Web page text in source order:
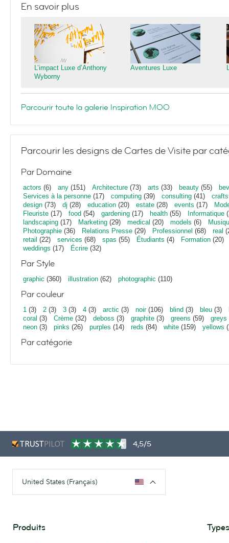
En savoir plus
L’impact Luxe d’Anthony
Wyborny
Aventures Luxe
Parcourir toute la galerie Inspiration MOO
Parcourir les designs de Cartes de Visite par
Par Domaine
actors (6) any (151) Architecture (73) arts (33) beauty (55)
Services à la personne (17) computing (39) consulting (41) crafts
design (73) dj (28) education (20) estate (28) events (17)
Fleuriste (17) food (54) gardening (17) health (55) Informatique
landscaping (17) Marketing (29) medical (20) models (6)
Photographie (36) Relations Presse (29) Professionnel (68) real
retail (22) services (68) spas (55) Étudiants (4) Formation (20)
weddings (17) Écrire (32)
Par Style
graphic (360) illustration (62) photographic (110)
Par couleur
1 (3) 2 (3) 3 (3) 4 (3) arctic (3) noir(106) blind (3) bleu (3)
coral (3) Crème (32) deboss (3) graphite (3) greens (59) greys
neon (3) pinks (26) purples (14) reds (84) white (159) yellows
Par catégorie
4,5/5
United States (Français)
Produits